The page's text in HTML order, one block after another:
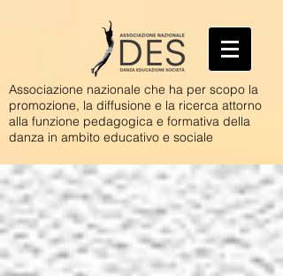
Associazione nazionale che ha per scopo la
promozione, la diffusione e la ricerca attorno
alla funzione pedagogica e formativa della
danza in ambito educativo e sociale